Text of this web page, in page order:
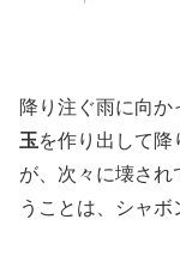
降り注ぐ雨に向か
玉を作り出して降
が、次々に壊され
うことは、シャボ